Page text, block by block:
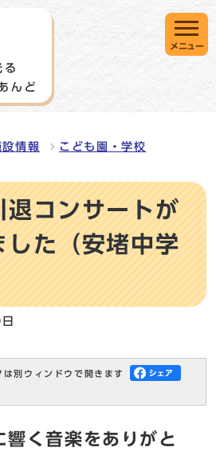
メニュー
設情報 こども園・学校
退コンサートが
した（安堵中学
別ウィンドウで開きます
響く音楽をありがと